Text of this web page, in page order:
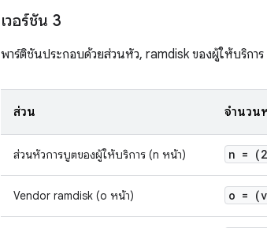
เวอร์ชัน 3
พาร์ติชันประกอบด้วยส่วนหัว, ramdisk ของผู้ให้บริก
ส่วน จำนวน
ส่วนหัวการบูตของผู้ให้บริการ (n หน้า) n =
Vendor ramdisk (o หน้า) o =